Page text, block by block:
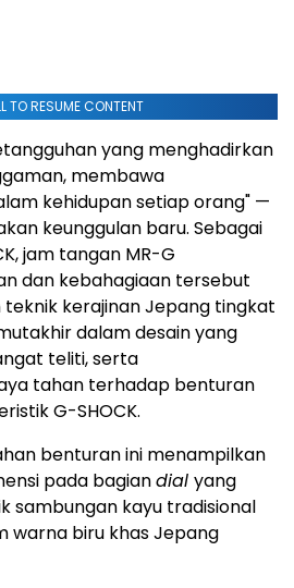
TO RESUME CONTENT
yang menghadirkan
membawa
kehidupan setiap orang" —
keunggulan baru. Sebagai
jam tangan MR-G
dan kebahagiaan tersebut
kerajinan Jepang tingkat
dalam desain yang
teliti, serta
tahan terhadap benturan
G-SHOCK.
benturan ini menampilkan
pada bagiandial yang
sambungan kayu tradisional
warna biru khas Jepang